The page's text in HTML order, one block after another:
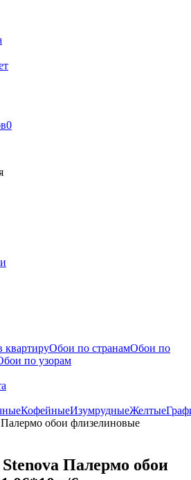
0
квартируОбои по странамОбои по
по узорам
КофейныеИзумрудныеЖелтые
обои флизелиновые
Палермо обои